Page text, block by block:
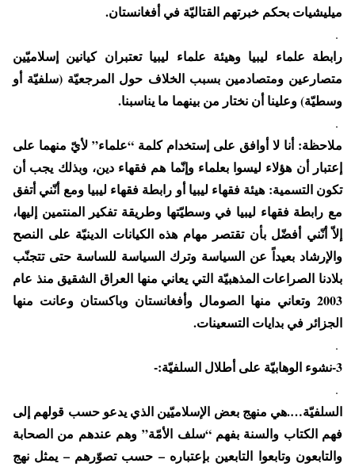
ميليشيات بحكم خبرتهم القتاليّة في أفغانستان.
.
رابطة علماء ليبيا وهيئة علماء ليبيا تعتبران كيانين إسلاميّين
متصارعين ومتصادمين بسبب الخلاف حول المرجعيّة (سلفيّة أو
وسطيّة) وعلينا أن نختار من بينهما ما يناسبنا.
.
ملاحظة: أنا لا أوافق على إستخدام كلمة “علماء” لأيّ منهما على
إعتبار أن هؤلاء ليسوا بعلماء وإنّما هم فقهاء دين، وبذلك يجب أن
تكون التسمية: هيئة فقهاء ليبيا أو رابطة فقهاء ليبيا ومع أنّني أتفق
مع رابطة فقهاء ليبيا في وسطيّتها وطريقة تفكير المنتمين إليها،
إلاّ أنّني أفضّل بأن تقتصر مهام هذه الكيانات الدينيّة على النصح
والإرشاد بعيداً عن السياسة وترك السياسة للساسة حتى تتجنّب
بلادنا الصراعات المذهبيّة التي يعاني منها العراق الشقيق منذ عام
2003 وتعاني منها الصومال وأفغانستان وباكستان وعانت منها
الجزائر في بدايات التسعينات.
.
3-نشوء الوهابيّة على أطلال السلفيّة:-
.
السلفيّة….هي منهج بعض الإسلاميّين الذي يدعو حسب قولهم إلى
فهم الكتاب والسنة بفهم “سلف الأمّة” وهم عندهم من الصحابة
والتابعون وتابعوا التابعين بإعتباره – حسب تصوّرهم – يمثل نهج